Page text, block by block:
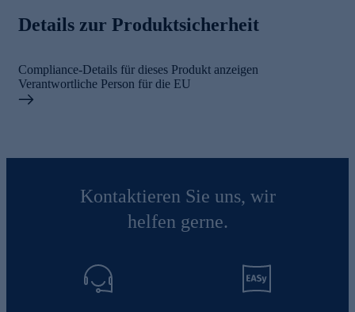
Details zur Produktsicherheit
Compliance-Details für dieses Produkt anzeigen
Verantwortliche Person für die EU
Kontaktieren Sie uns, wir
helfen gerne.